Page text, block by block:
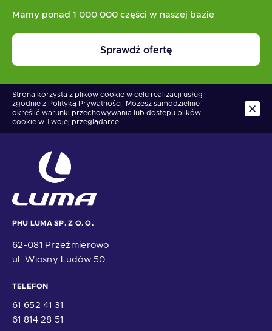
Mamy ponad 1 000 000 części w naszej bazie
Sprawdź ofertę
Strona korzysta z plików cookie w celu realizacji usług
zgodnie z Polityką Prywatności. Możesz samodzielnie
określić warunki przechowywania lub dostępu plików
cookie w Twojej przeglądarce.
PHU LUMA SP. Z O. O.
62-081 Przeźmierowo
ul. Wiosny Ludów 50
TELEFON
61 652 41 31
61 814 28 51